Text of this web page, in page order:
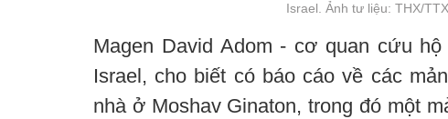
Israel. Ảnh tư liệu: THX/
Magen David Adom - cơ quan cứu
Israel, cho biết có báo cáo về các
nhà ở Moshav Ginaton, trong đó một